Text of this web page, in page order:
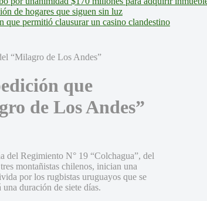
de hogares que siguen sin luz
permitió clausurar un casino clandestino
que
de Los Andes”
del Regimiento N° 19 “Colchagua”, del
montañistas chilenos, inician una
por los rugbistas uruguayos que se
duración de siete días.